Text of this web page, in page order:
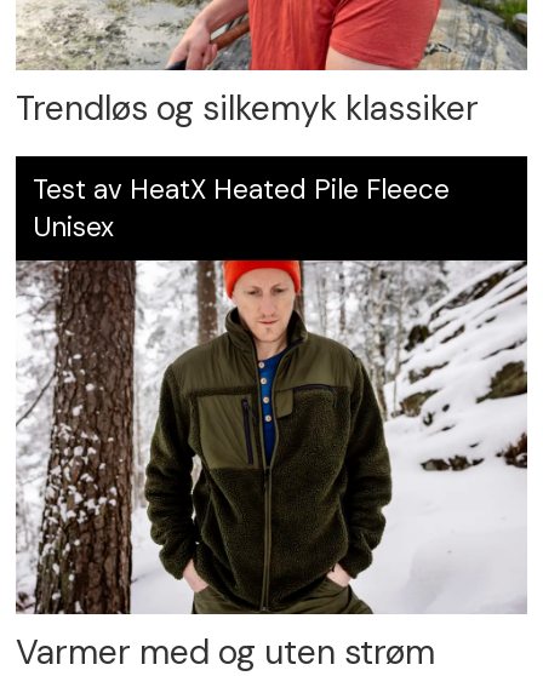
Trendløs og silkemyk klassiker
Test av HeatX Heated Pile Fleece
Unisex
Varmer med og uten strøm